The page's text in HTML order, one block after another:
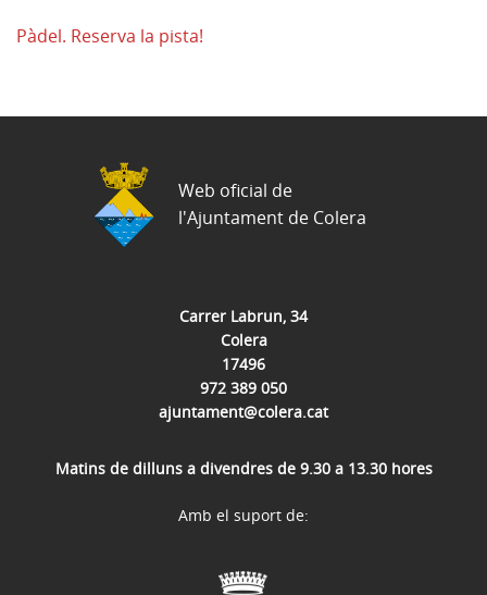
Pàdel. Reserva la pista!
Carrer Labrun, 34
Colera
17496
972 389 050
ajuntament@colera.cat
Matins de dilluns a divendres de 9.30 a 13.30 hores
Web oficial de
l'Ajuntament de Colera
Amb el suport de: